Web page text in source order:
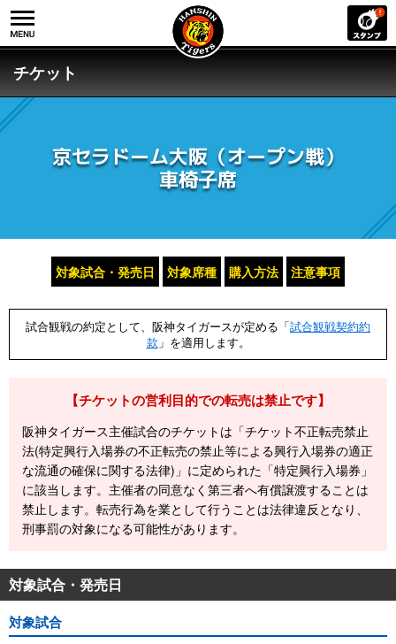
チケット
京セラドーム大阪（オープン戦）
車椅子席
対象試合・発売日 対象席種 購入方法 注意事項
試合観戦の約定として、阪神タイガースが定める「試合観戦契約約
款 」を適用します。
【チケットの営利目的での転売は禁止です】
阪神タイガース主催試合のチケットは「チケット不正転売禁止
法(特定興行入場券の不正転売の禁止等による興行入場券の適正
な流通の確保に関する法律)」に定められた「特定興行入場券」
に該当します。主催者の同意なく第三者へ有償譲渡することは
禁止します。転売行為を業として行うことは法律違反となり、
刑事罰の対象になる可能性があります。
対象試合・発売日
対象試合